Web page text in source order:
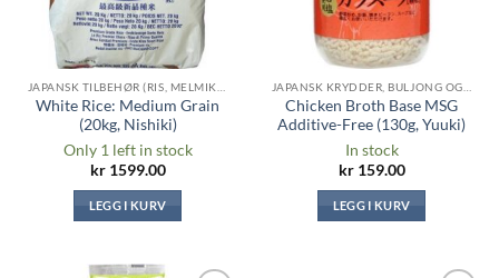
JAPANSK TILBEHØR (RIS, MELMIKS, TANG ...)
White Rice: Medium Grain
(20kg, Nishiki)
Only 1 left in stock
kr1599.00
LEGG I KURV
JAPANSK KRYDDER, BULJONG OG SAUSER
Chicken Broth Base MSG
Additive-Free (130g, Yuuki)
In stock
kr159.00
LEGG I KURV